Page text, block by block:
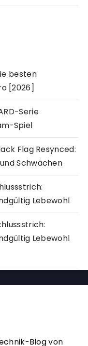
besten
[2026]
Serie
Spiel
Flag Resynced:
Schwächen
Lebewohl
Lebewohl
Blog von